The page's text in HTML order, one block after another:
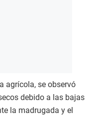
agrícola, se observó
debido a las bajas
la madrugada y el